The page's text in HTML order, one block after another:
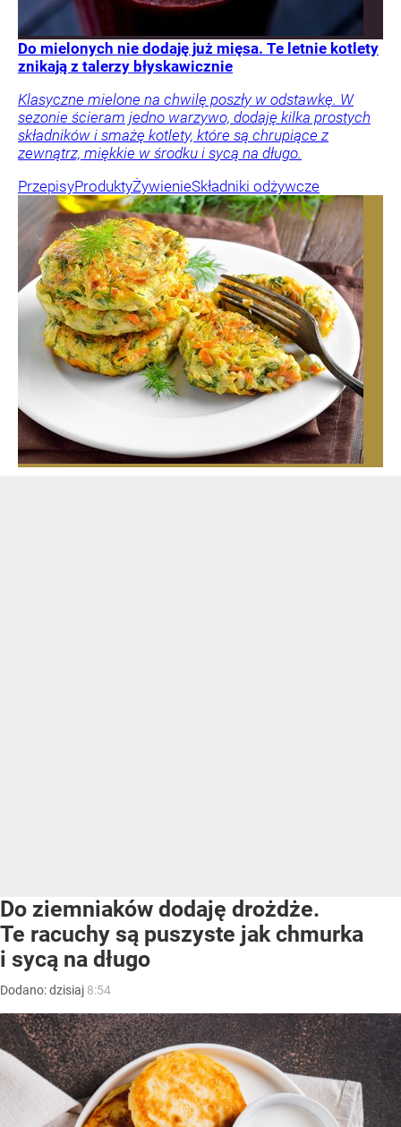
Do mielonych nie dodaję już mięsa. Te letnie kotlety
znikają z talerzy błyskawicznie
Klasyczne mielone na chwilę poszły w odstawkę. W
sezonie ścieram jedno warzywo, dodaję kilka prostych
składników i smażę kotlety, które są chrupiące z
zewnątrz, miękkie w środku i sycą na długo.
PrzepisyProduktyŻywienieSkładniki odżywcze
Do ziemniaków dodaję drożdże.
Te racuchy są puszyste jak chmurka
i sycą na długo
Dodano:dzisiaj 8:54